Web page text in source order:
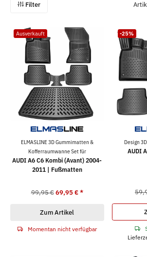
Filter
Ausverkauft
ELMASLINE 3D Gummimatten &
Kofferraumwanne Set für
AUDI A6 C6 Kombi (Avant) 2004-
2011 | Fußmatten
99,95 € 69,95 €*
Zum Artikel
Momentan nicht verfügbar
-25%
Design
AUDI